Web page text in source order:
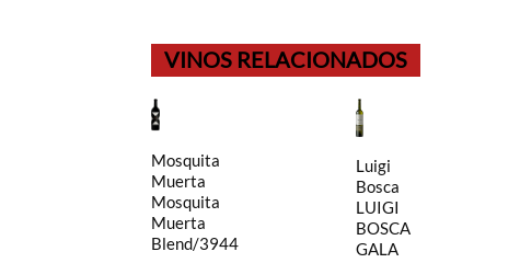
VINOS RELACIONADOS
Mosquita
Muerta
Mosquita
Muerta
Blend/3944
Luigi
Bosca
LUIGI
BOSCA
GALA